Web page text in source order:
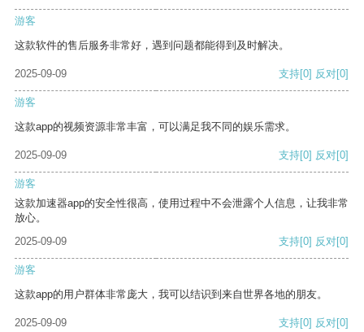
游客
这款软件的售后服务非常好，遇到问题都能得到及时解决。
2025-09-09 支持[0] 反对[0]
游客
这款app的视频资源非常丰富，可以满足我不同的娱乐需求。
2025-09-09 支持[0] 反对[0]
游客
这款加速器app的安全性很高，使用过程中不会泄露个人信息，让我非常
放心。
2025-09-09
支持[0] 反对[0]
游客
这款app的用户群体非常庞大，我可以结识到来自世界各地的朋友。
2025-09-09 支持[0] 反对[0]